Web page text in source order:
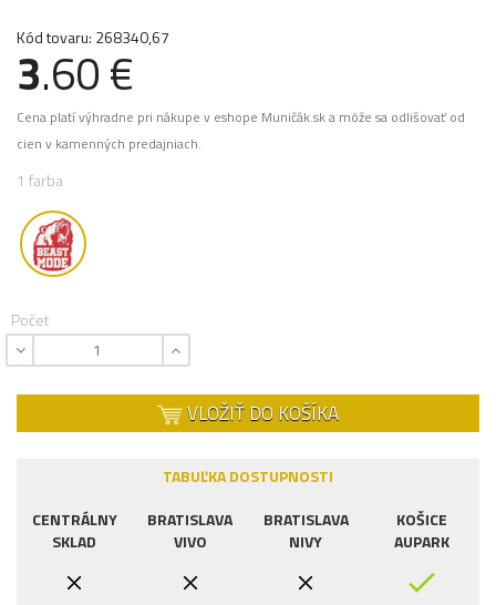
Kód tovaru: 268340,67
3.60 €
Cena platí výhradne pri nákupe v eshope Muničák.sk a môže sa odlišovať od
cien v kamenných predajniach.
1 farba
Počet
VLOŽIŤ DO KOŠÍKA
TABUĽKA DOSTUPNOSTI
CENTRÁLNY
SKLAD
BRATISLAVA
VIVO
BRATISLAVA
NIVY
KOŠICE
AUPARK